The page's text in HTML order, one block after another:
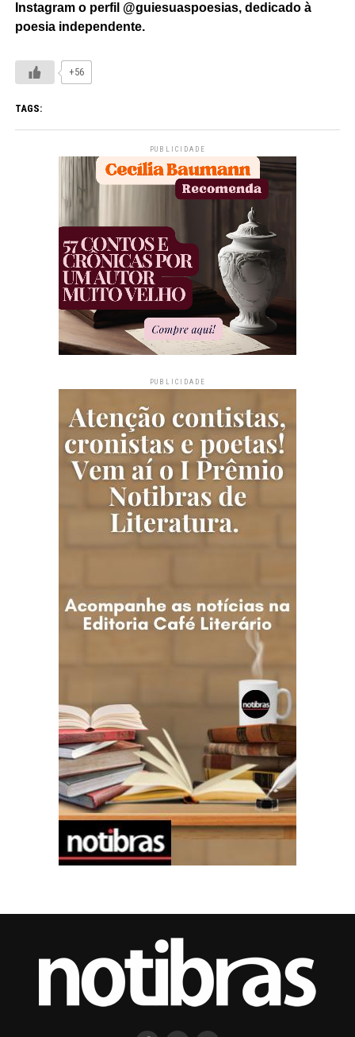
Instagram o perfil @guiesuaspoesias, dedicado à
poesia independente.
+56
TAGS:
PUBLICIDADE
PUBLICIDADE